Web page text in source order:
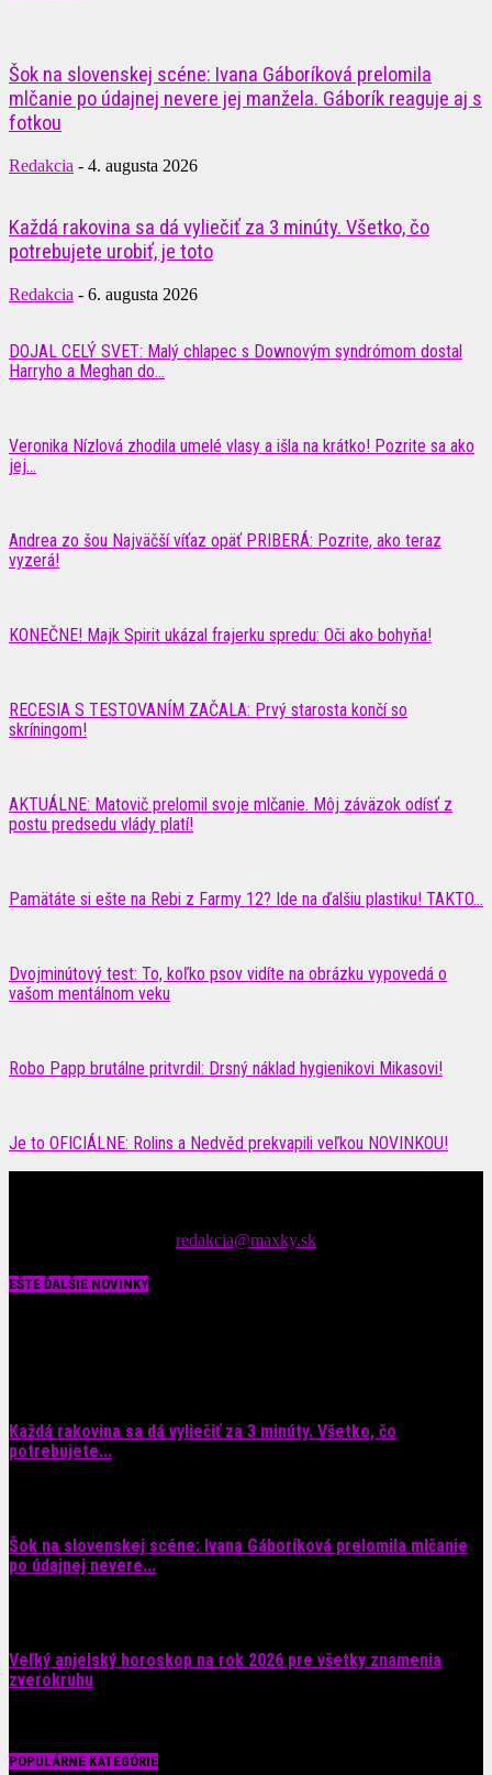
Šok na slovenskej scéne: Ivana Gáboríková prelomila
mlčanie po údajnej nevere jej manžela. Gáborík reaguje aj s
fotkou
Redakcia - 4. augusta 2026
Každá rakovina sa dá vyliečiť za 3 minúty. Všetko, čo
potrebujete urobiť, je toto
Redakcia - 6. augusta 2026
DOJAL CELÝ SVET: Malý chlapec s Downovým syndrómom dostal
Harryho a Meghan do...
Veronika Nízlová zhodila umelé vlasy a išla na krátko! Pozrite sa ako
jej...
Andrea zo šou Najväčší víťaz opäť PRIBERÁ: Pozrite, ako teraz
vyzerá!
KONEČNE! Majk Spirit ukázal frajerku spredu: Oči ako bohyňa!
RECESIA S TESTOVANÍM ZAČALA: Prvý starosta končí so
skríningom!
AKTUÁLNE: Matovič prelomil svoje mlčanie. Môj záväzok odísť z
postu predsedu vlády platí!
Pamätáte si ešte na Rebi z Farmy 12? Ide na ďalšiu plastiku! TAKTO...
Dvojminútový test: To, koľko psov vidíte na obrázku vypovedá o
vašom mentálnom veku
Robo Papp brutálne pritvrdil: Drsný náklad hygienikovi Mikasovi!
Je to OFICIÁLNE: Rolins a Nedvěd prekvapili veľkou NOVINKOU!
redakcia@maxky.sk
EŠTE ĎALŠIE NOVINKY
Každá rakovina sa dá vyliečiť za 3 minúty. Všetko, čo
potrebujete...
Šok na slovenskej scéne: Ivana Gáboríková prelomila mlčanie
po údajnej nevere...
Veľký anjelský horoskop na rok 2026 pre všetky znamenia
zverokruhu
POPULÁRNE KATEGÓRIE